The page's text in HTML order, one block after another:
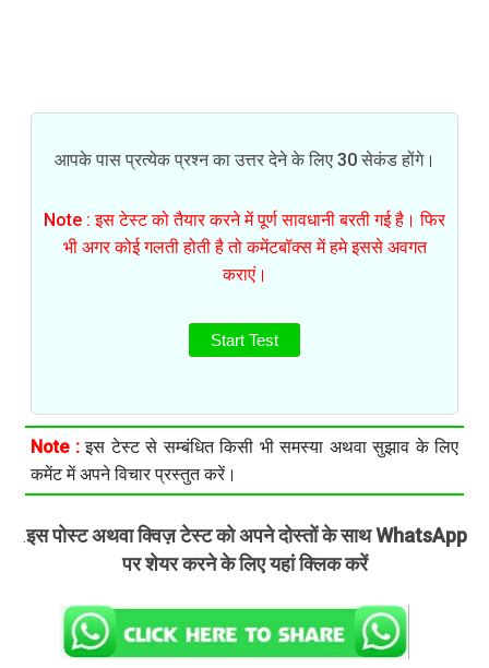
आपके पास प्रत्येक प्रश्न का उत्तर देने के लिए 30 सेकंड होंगे।
Note : इस टेस्ट को तैयार करने में पूर्ण सावधानी बरती गई है। फिर
भी अगर कोई गलती होती है तो कमेंटबॉक्स में हमे इससे अवगत
कराएं।
Start Test
Note :इस टेस्ट से सम्बंधित किसी भी समस्या अथवा सुझाव के लिए
कमेंट में अपने विचार प्रस्तुत करें।
.इस पोस्ट अथवा क्विज़ टेस्ट को अपने दोस्तों के साथ WhatsApp
पर शेयर करने के लिए यहां क्लिक करें